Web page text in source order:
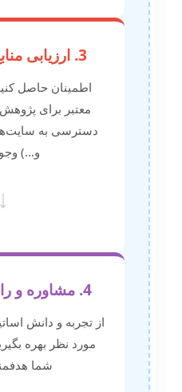
3. ارزیابی منابع و دسترسی
اطمینان حاصل
معتبر برای پژوهش
دسترسی به
و…)
↓
4. مشاوره و راهنمایی اساتید
از تجربه و دانش
مورد نظر بهره
شما